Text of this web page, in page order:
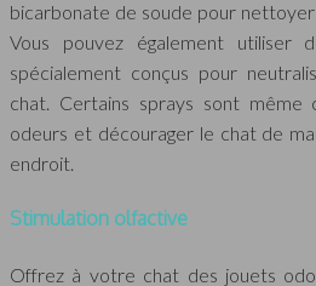
bicarbonate de soude pour nettoyer
Vous pouvez également utiliser
spécialement conçus pour
chat. Certains sprays sont même
odeurs et décourager le chat de
endroit.
Stimulation olfactive
Offrez à votre chat des jouets